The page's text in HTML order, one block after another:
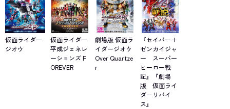
仮面ライダー
ジオウ
仮面ライダー
平成ジェネレ
ーションズ F
OREVER
劇場版 仮面ラ
イダージオウ
Over Quartze
r
『セイバー＋
ゼンカイジャ
ー スーパー
ヒーロー戦
記』『劇場
版 仮面ライ
ダーリバイ
ス』